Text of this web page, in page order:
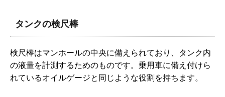
タンクの検尺棒
検尺棒はマンホールの中央に備えられており、タンク内
の液量を計測するためのものです。乗用車に備え付けら
れているオイルゲージと同じような役割を持ちます。